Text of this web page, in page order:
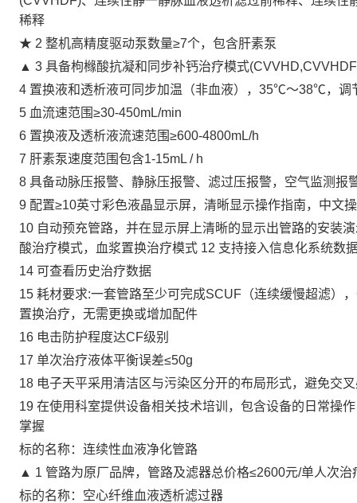
稀释
★ 2 整机高精度驱动泵数量≥7个，包含肝素泵
▲ 3 具备枸橼酸抗凝和同步补钙治疗模式
4 置换液和透析液可同步加温（非血液），35℃～38℃，
5 血流速范围≥30-450mL/min
6 置换液及透析液流速范围≥600-4800mL/h
7 肝素泵速度范围包含1-15mL / h
8 具备动脉压报警、静脉压报警、滤过压报警，空气监测报
9 配置≥10英寸彩色液晶显示屏，清晰显示操作指南，中文
10 自动预充管路，并在显示屏上清晰的显示出管路的安装
酸治疗模式，血浆置换治疗模式 12 支持接入信息化系统数
14 可查看历史治疗数据
15 耗材要求:一套管路至少可完成SCUF（连续缓慢超滤）
置换治疗，无需更换或增加配件
16 电击防护程度达CF级别
17 单次治疗液体平衡误差≤50g
18 电子天平采用清洁区与污染区分开的布局形式，避免交
19 在使用科室提供设备相关技术培训，包含设备的日常操
掌握
标的名称：连续性血液净化管路
▲ 1 管路为原厂品牌，管路及滤器总价格≤2600元/单人次
标的名称：空心纤维血液透析滤过器